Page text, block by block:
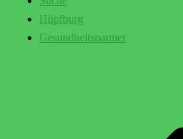
Hüpfburg
Gesundheitspartner